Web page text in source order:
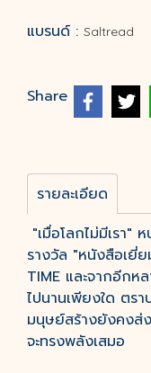
แบรนด์ : Saltread
Share
รายละเอียด
"เมื่อโลกไม่มีเรา"
รางวัล "หนังสือเยี่
TIME และจากอีกห
ไปนานเพียงใด ตร
มนุษย์สร้างยังคงส่
จะทรงพลังเสมอ